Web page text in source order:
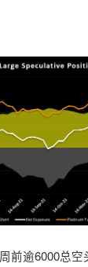
前逾6000总空